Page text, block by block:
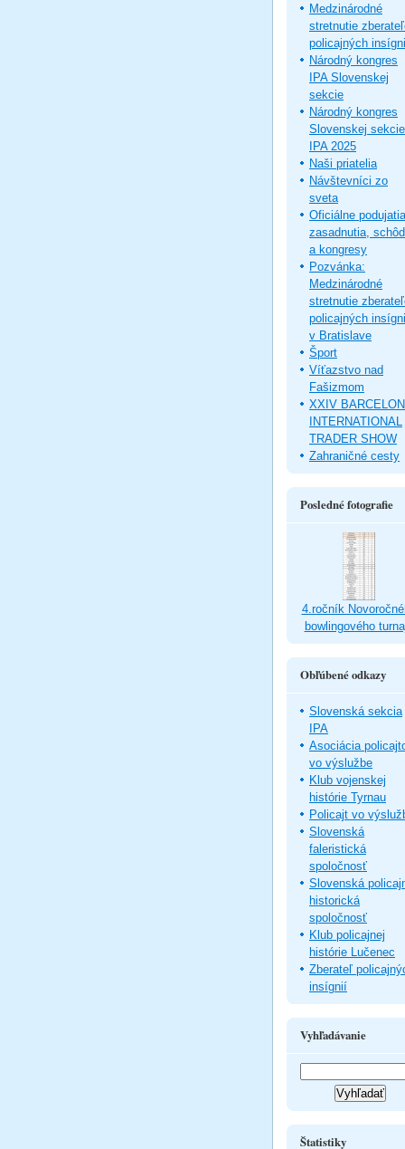
Medzinárodné
stretnutie
policajných
Národný kongres
IPA Slovenskej
sekcie
Národný kongres
Slovenskej sekcie
IPA 2025
Naši priatelia
Návštevníci zo
sveta
Oficiálne
zasadnutia,
a kongresy
Pozvánka:
Medzinárodné
stretnutie
policajných
v Bratislave
Šport
Víťazstvo nad
Fašizmom
XXIV
INTERNATIONAL
TRADER SHOW
Zahraničné cesty
Posledné fotografie
4.ročník
bowlingového
Obľúbené odkazy
Slovenská sekcia
IPA
Asociácia
vo výslužbe
Klub vojenskej
histórie Tyrnau
Policajt vo
Slovenská
faleristická
spoločnosť
Slovenská
historická
spoločnosť
Klub policajnej
histórie Lučenec
Zberateľ
insígnií
Vyhľadávanie
Štatistiky